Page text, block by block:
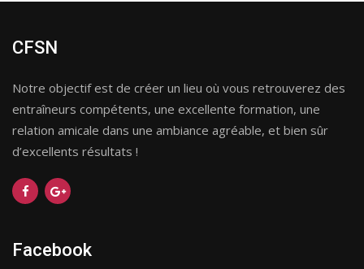
CFSN
Notre objectif est de créer un lieu où vous retrouverez des
entraîneurs compétents, une excellente formation, une
relation amicale dans une ambiance agréable, et bien sûr
d’excellents résultats !
Facebook